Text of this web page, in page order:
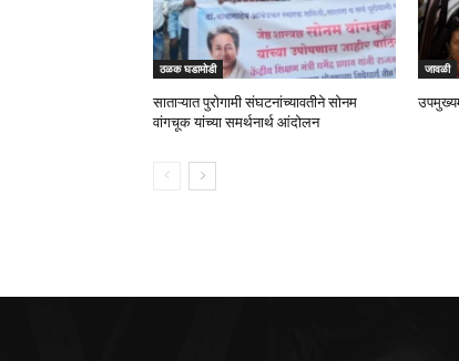
ठळक घडामोडी
साताऱ्यात पुरोगामी संघटनांच्यावतीने सोनम
वांगचूक यांच्या समर्थनार्थ आंदोलन
जावळी